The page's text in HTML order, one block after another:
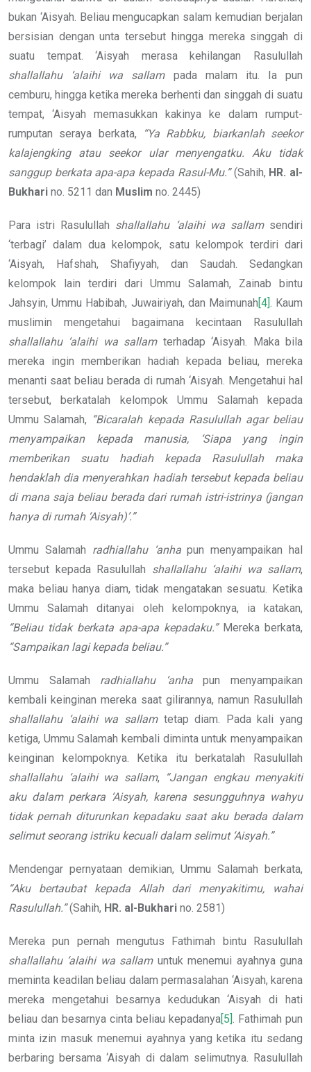
bukan ‘Aisyah. Beliau mengucapkan salam kemudian berjalan
bersisian dengan unta tersebut hingga mereka singgah di
suatu tempat. ‘Aisyah merasa kehilangan Rasulullah
shallallahu ‘alaihi wa sallampada malam itu. Ia pun
cemburu, hingga ketika mereka berhenti dan singgah di suatu
tempat, ‘Aisyah memasukkan kakinya ke dalam rumput-
rumputan seraya berkata,
“Ya Rabbku, biarkanlah seekor
kalajengking atau seekor ular menyengatku. Aku tidak
sanggup berkata apa-apa kepada Rasul-Mu.”(Sahih, HR. al-
Bukhari no. 5211 dan Muslim no. 2445)
Para istri Rasulullah shallallahu ‘alaihi wa sallamsendiri
‘terbagi’ dalam dua kelompok, satu kelompok terdiri dari
‘Aisyah, Hafshah, Shafiyyah, dan Saudah. Sedangkan
kelompok lain terdiri dari Ummu Salamah, Zainab bintu
Jahsyin, Ummu Habibah, Juwairiyah, dan Maimunah[4] . Kaum
muslimin mengetahui bagaimana kecintaan Rasulullah
shallallahu ‘alaihi wa sallamterhadap ‘Aisyah. Maka bila
mereka ingin memberikan hadiah kepada beliau, mereka
menanti saat beliau berada di rumah ‘Aisyah. Mengetahui hal
tersebut, berkatalah kelompok Ummu Salamah kepada
Ummu Salamah, “Bicaralah kepada Rasulullah agar beliau
menyampaikan kepada manusia, ‘Siapa yang ingin
memberikan suatu hadiah kepada Rasulullah maka
hendaklah dia menyerahkan hadiah tersebut kepada beliau
di mana saja beliau berada dari rumah istri-istrinya (jangan
hanya di rumah ‘Aisyah)’.”
Ummu Salamah radhiallahu ‘anhapun menyampaikan hal
tersebut kepada Rasulullah shallallahu ‘alaihi wa sallam,
maka beliau hanya diam, tidak mengatakan sesuatu. Ketika
Ummu Salamah ditanyai oleh kelompoknya, ia katakan,
“Beliau tidak berkata apa-apa kepadaku.”Mereka berkata,
“Sampaikan lagi kepada beliau.”
Ummu Salamah radhiallahu ‘anhapun menyampaikan
kembali keinginan mereka saat gilirannya, namun Rasulullah
shallallahu ‘alaihi wa sallamtetap diam. Pada kali yang
ketiga, Ummu Salamah kembali diminta untuk menyampaikan
keinginan kelompoknya. Ketika itu berkatalah Rasulullah
shallallahu ‘alaihi wa sallam,
“Jangan engkau menyakiti
aku dalam perkara ‘Aisyah, karena sesungguhnya wahyu
tidak pernah diturunkan kepadaku saat aku berada dalam
selimut seorang istriku kecuali dalam selimut ‘Aisyah.”
Mendengar pernyataan demikian, Ummu Salamah berkata,
“Aku bertaubat kepada Allah dari menyakitimu, wahai
Rasulullah.”(Sahih, HR. al-Bukhari no. 2581)
Mereka pun pernah mengutus Fathimah bintu Rasulullah
shallallahu ‘alaihi wa sallamuntuk menemui ayahnya guna
meminta keadilan beliau dalam permasalahan ‘Aisyah, karena
mereka mengetahui besarnya kedudukan ‘Aisyah di hati
beliau dan besarnya cinta beliau kepadanya[5] . Fathimah pun
minta izin masuk menemui ayahnya yang ketika itu sedang
berbaring bersama ‘Aisyah di dalam selimutnya. Rasulullah